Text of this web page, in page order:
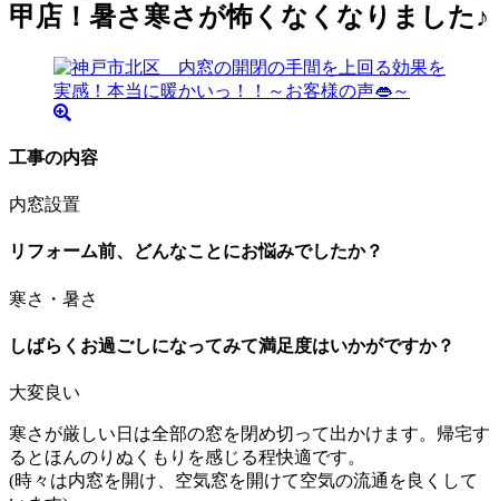
甲店！暑さ寒さが怖くなくなりました♪
工事の内容
内窓設置
リフォーム前、どんなことにお悩みでしたか？
寒さ・暑さ
しばらくお過ごしになってみて満足度はいかがですか？
大変良い
寒さが厳しい日は全部の窓を閉め切って出かけます。帰宅す
るとほんのりぬくもりを感じる程快適です。
(時々は内窓を開け、空気窓を開けて空気の流通を良くして